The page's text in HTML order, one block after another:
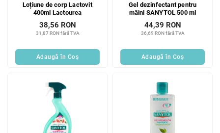
Loțiune de corp Lactovit
400ml Lactourea
31,87 RON fără TVA
38,56 RON
Adaugă în Coş
Gel dezinfectant pentru
mâini SANYTOL 500 ml
36,69 RON fără TVA
44,39 RON
Adaugă în Coş